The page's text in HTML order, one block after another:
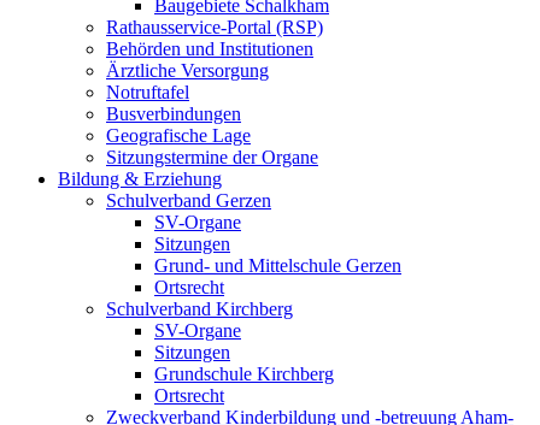
Baugebiete Schalkham
Rathausservice-Portal (RSP)
Behörden und Institutionen
Ärztliche Versorgung
Notruftafel
Busverbindungen
Geografische Lage
Sitzungstermine der Organe
Bildung & Erziehung
Schulverband Gerzen
SV-Organe
Sitzungen
Grund- und Mittelschule Gerzen
Ortsrecht
Schulverband Kirchberg
SV-Organe
Sitzungen
Grundschule Kirchberg
Ortsrecht
Zweckverband Kinderbildung und -betreuung Aham-